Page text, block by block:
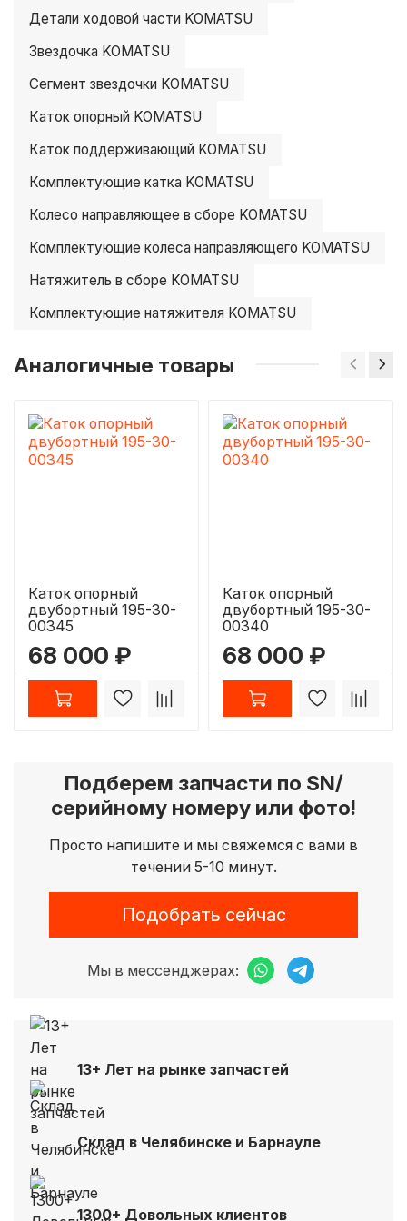
Детали ходовой части KOMATSU
Звездочка KOMATSU
Сегмент звездочки KOMATSU
Каток опорный KOMATSU
Каток поддерживающий KOMATSU
Комплектующие катка KOMATSU
Колесо направляющее в сборе KOMATSU
Комплектующие колеса направляющего KOMATSU
Натяжитель в сборе KOMATSU
Комплектующие натяжителя KOMATSU
Аналогичные товары
Каток опорный
двубортный 195-30-
00345
68 000 ₽
Каток опорный
двубортный 195-30-
00340
68 000 ₽
Подберем запчасти по SN/
серийному номеру или фото!
Просто напишите и мы свяжемся с вами в
течении 5-10 минут.
Подобрать сейчас
Мы в мессенджерах:
13+ Лет на рынке запчастей
Склад в Челябинске и Барнауле
1300+ Довольных клиентов